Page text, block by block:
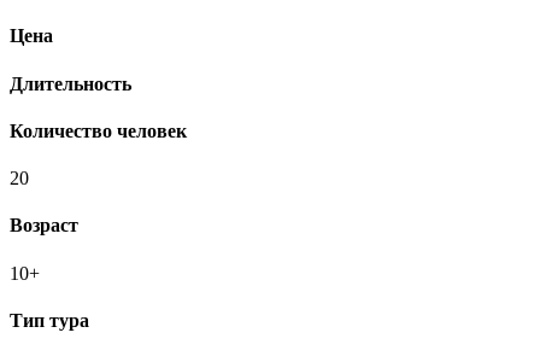
Цена
Длительность
Количество человек
20
Возраст
10+
Тип тура